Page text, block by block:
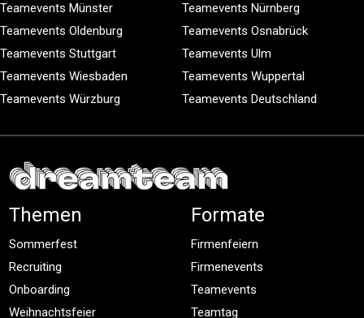
Teamevents Münster
Teamevents Nürnberg
Teamevents Oldenburg
Teamevents Osnabrück
Teamevents Stuttgart
Teamevents Ulm
Teamevents Wiesbaden
Teamevents Wuppertal
Teamevents Würzburg
Teamevents Deutschland
Themen
Sommerfest
Recruiting
Onboarding
Weihnachtsfeier
Formate
Firmenfeiern
Firmenevents
Teamevents
Teamtag